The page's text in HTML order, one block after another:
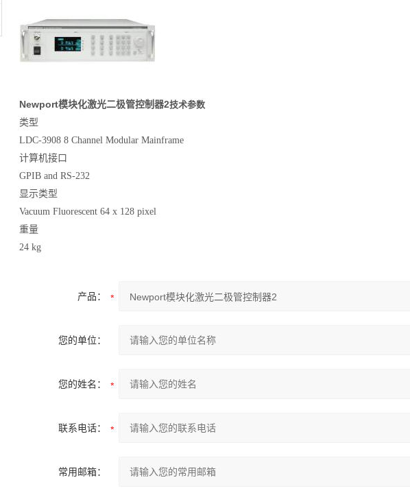
Newport模块化激光二极管控制器2技术参数
类型
LDC-3908 8 Channel Modular Mainframe
计算机接口
GPIB and RS-232
显示类型
Vacuum Fluorescent 64 x 128 pixel
重量
24 kg
产品：
您的单位：
您的姓名：
联系电话：
常用邮箱：